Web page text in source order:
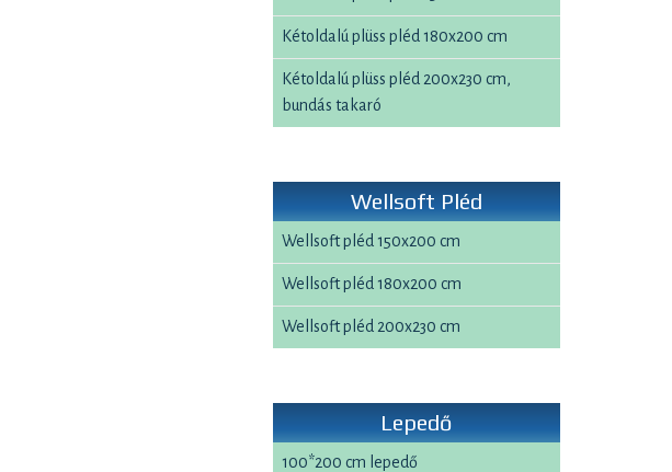
Kétoldalú plüss pléd 180x200 cm
Kétoldalú plüss pléd 200x230 cm,
bundás takaró
Wellsoft Pléd
Wellsoft pléd 150x200 cm
Wellsoft pléd 180x200 cm
Wellsoft pléd 200x230 cm
Lepedő
100*200 cm lepedő